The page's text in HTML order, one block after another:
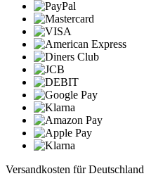
Versandkosten für Deutschland